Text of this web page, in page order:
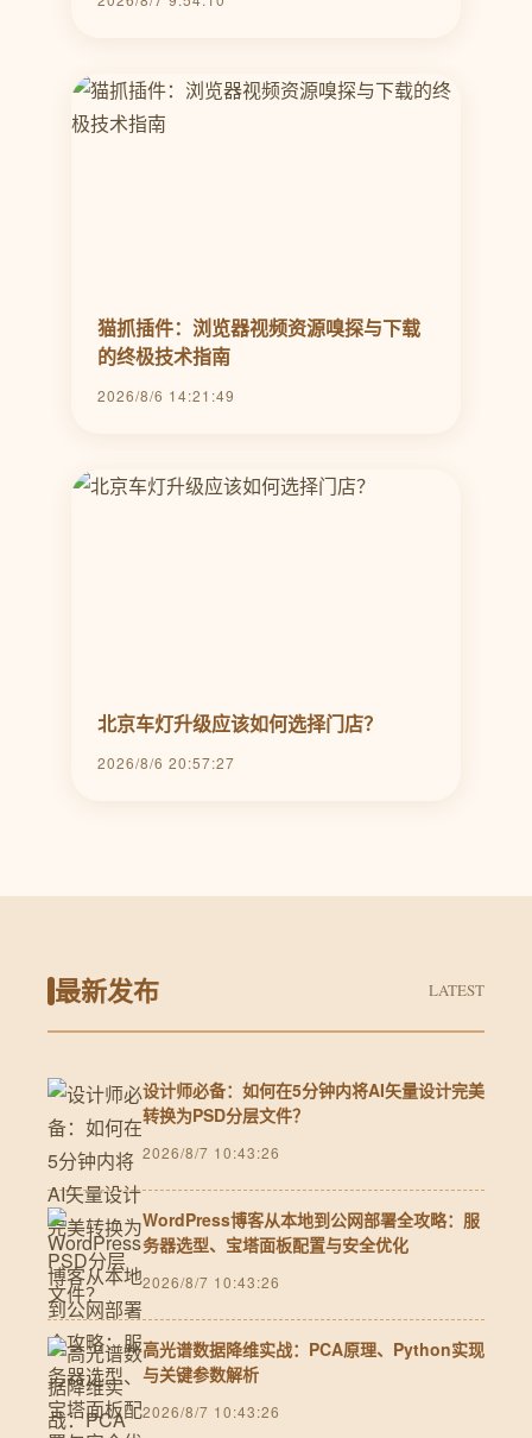
猫抓插件：浏览器视频资源嗅探与下载
的终极技术指南
2026/8/6 14:21:49
北京车灯升级应该如何选择门店？
2026/8/6 20:57:27
最新发布 LATEST
设计师必备：如何在5分钟内将AI矢量设计完美
转换为PSD分层文件？
2026/8/7 10:43:26
WordPress博客从本地到公网部署全攻略：服
务器选型、宝塔面板配置与安全优化
2026/8/7 10:43:26
高光谱数据降维实战：PCA原理、Python实现
与关键参数解析
2026/8/7 10:43:26